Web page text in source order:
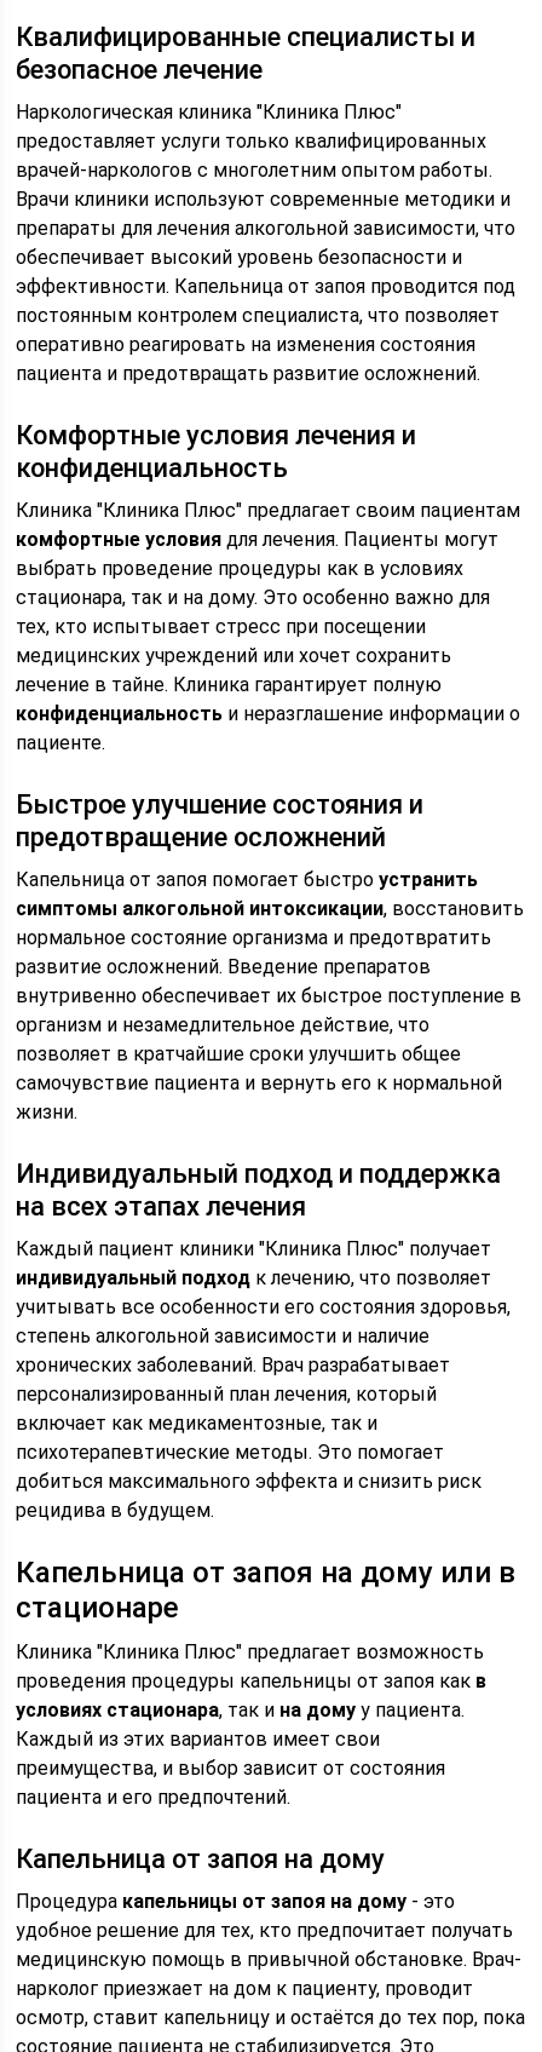
Квалифицированные специалисты и
безопасное лечение
Наркологическая клиника "Клиника Плюс"
предоставляет услуги только квалифицированных
врачей-наркологов с многолетним опытом работы.
Врачи клиники используют современные методики и
препараты для лечения алкогольной зависимости, что
обеспечивает высокий уровень безопасности и
эффективности. Капельница от запоя проводится под
постоянным контролем специалиста, что позволяет
оперативно реагировать на изменения состояния
пациента и предотвращать развитие осложнений.
Комфортные условия лечения и
конфиденциальность
Клиника "Клиника Плюс" предлагает своим пациентам
комфортные условия для лечения. Пациенты могут
выбрать проведение процедуры как в условиях
стационара, так и на дому. Это особенно важно для
тех, кто испытывает стресс при посещении
медицинских учреждений или хочет сохранить
лечение в тайне. Клиника гарантирует полную
конфиденциальность и неразглашение информации о
пациенте.
Быстрое улучшение состояния и
предотвращение осложнений
Капельница от запоя помогает быстроустранить
симптомы алкогольной интоксикации, восстановить
нормальное состояние организма и предотвратить
развитие осложнений. Введение препаратов
внутривенно обеспечивает их быстрое поступление в
организм и незамедлительное действие, что
позволяет в кратчайшие сроки улучшить общее
самочувствие пациента и вернуть его к нормальной
жизни.
Индивидуальный подход и поддержка
на всех этапах лечения
Каждый пациент клиники "Клиника Плюс" получает
индивидуальный подход к лечению, что позволяет
учитывать все особенности его состояния здоровья,
степень алкогольной зависимости и наличие
хронических заболеваний. Врач разрабатывает
персонализированный план лечения, который
включает как медикаментозные, так и
психотерапевтические методы. Это помогает
добиться максимального эффекта и снизить риск
рецидива в будущем.
Капельница от запоя на дому или в
стационаре
Клиника "Клиника Плюс" предлагает возможность
проведения процедуры капельницы от запоя как в
условиях стационара, так и на дому у пациента.
Каждый из этих вариантов имеет свои
преимущества, и выбор зависит от состояния
пациента и его предпочтений.
Капельница от запоя на дому
Процедура капельницы от запоя на дому - это
удобное решение для тех, кто предпочитает получать
медицинскую помощь в привычной обстановке. Врач-
нарколог приезжает на дом к пациенту, проводит
осмотр, ставит капельницу и остаётся до тех пор, пока
состояние пациента не стабилизируется. Это